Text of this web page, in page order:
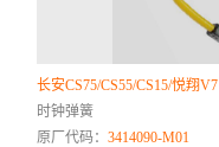
长安CS75/CS55/CS15/悦翔V7
时钟弹簧
原厂代码：3414090-M01